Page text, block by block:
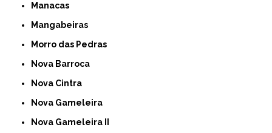
Manacas
Mangabeiras
Morro das Pedras
Nova Barroca
Nova Cintra
Nova Gameleira
Nova Gameleira II